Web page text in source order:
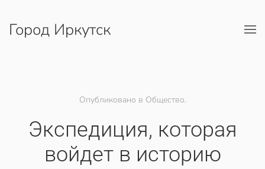
Перейти к содержимому
Город Иркутск
Опубликовано в Общество.
Экспедиция, которая
войдет в историю